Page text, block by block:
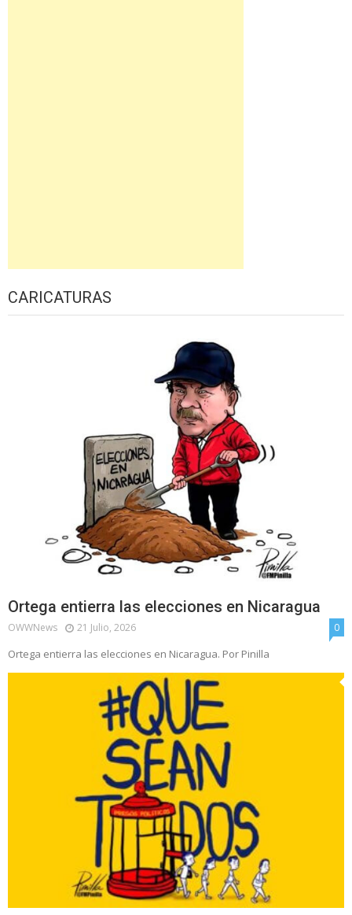
CARICATURAS
Ortega entierra las elecciones en Nicaragua
OWWNews 21 Julio, 2026 0
Ortega entierra las elecciones en Nicaragua. Por Pinilla